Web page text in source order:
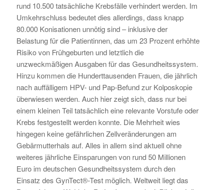
rund 10.500 tatsächliche Krebsfälle verhindert werden. Im
Umkehrschluss bedeutet dies allerdings, dass knapp
80.000 Konisationen unnötig sind – inklusive der
Belastung für die Patientinnen, das um 23 Prozent erhöhte
Risiko von Frühgeburten und letztlich die
unzweckmäßigen Ausgaben für das Gesundheitssystem.
Hinzu kommen die Hunderttausenden Frauen, die jährlich
nach auffälligem HPV- und Pap-Befund zur Kolposkopie
überwiesen werden. Auch hier zeigt sich, dass nur bei
einem kleinen Teil tatsächlich eine relevante Vorstufe oder
Krebs festgestellt werden konnte. Die Mehrheit wies
hingegen keine gefährlichen Zellveränderungen am
Gebärmutterhals auf. Alles in allem sind aktuell ohne
weiteres jährliche Einsparungen von rund 50 Millionen
Euro im deutschen Gesundheitssystem durch den
Einsatz des GynTect®-Test möglich. Weltweit liegt das